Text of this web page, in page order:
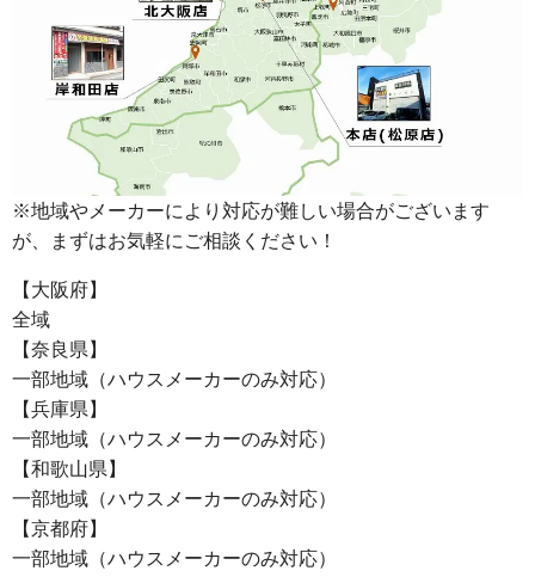
※地域やメーカーにより対応が難しい場合がございます
が、まずはお気軽にご相談ください！
【大阪府】
全域
【奈良県】
一部地域（ハウスメーカーのみ対応）
【兵庫県】
一部地域（ハウスメーカーのみ対応）
【和歌山県】
一部地域（ハウスメーカーのみ対応）
【京都府】
一部地域（ハウスメーカーのみ対応）